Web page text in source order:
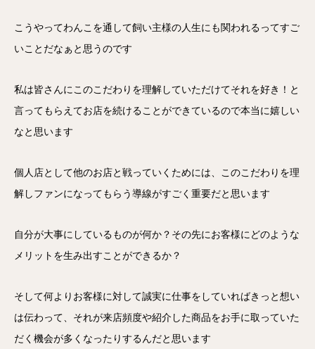
こうやってわんこを通して飼い主様の人生にも関われるってすご
いことだなぁと思うのです
私は皆さんにこのこだわりを理解していただけてそれを好き！と
言ってもらえてお店を続けることができているので本当に嬉しい
なと思います
個人店として他のお店と戦っていくためには、このこだわりを理
解しファンになってもらう導線がすごく重要だと思います
自分が大事にしているものが何か？その先にお客様にどのような
メリットを生み出すことができるか？
そして何よりお客様に対して誠実に仕事をしていればきっと想い
は伝わって、それが来店頻度や紹介した商品をお手に取っていた
だく機会が多くなったりするんだと思います